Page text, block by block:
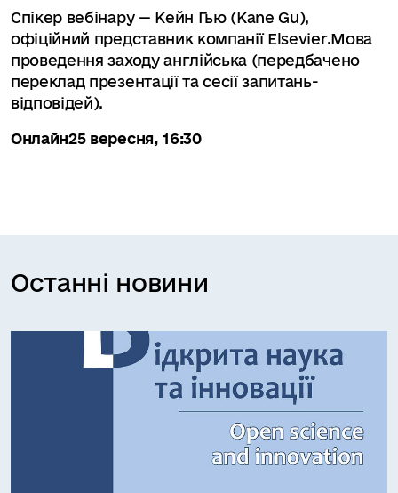
Спікер вебінару — Кейн Гью (Kane Gu),
офіційний представник компанії Elsevier.Мова
проведення заходу англійська (передбачено
переклад презентації та сесії запитань-
відповідей).
Онлайн25 вересня, 16:30
Останні новини